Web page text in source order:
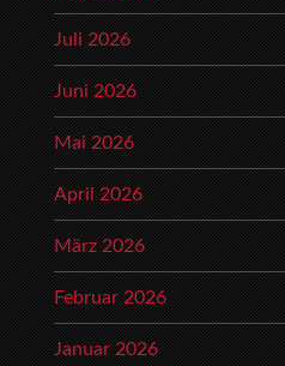
Juli 2026
Juni 2026
Mai 2026
April 2026
März 2026
Februar 2026
Januar 2026